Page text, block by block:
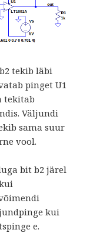
tekib läbi
pinget U1
tekitab
Väljundi
sama suur
vool.
bit b2 järel
kui
e.